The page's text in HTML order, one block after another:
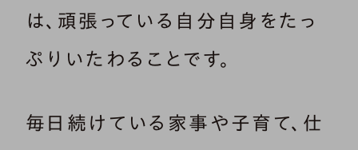
は、頑張っている自分自身をたっ
ぷりいたわることです。
毎日続けている家事や子育て、仕